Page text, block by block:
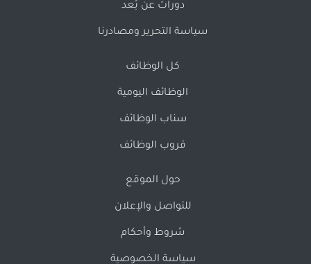
دورات عن بُعد
سياسة التحرير ومصادرنا
كل الوظائف
الوظائف اليومية
سناب الوظائف
قروب الوظائف
حول الموقع
للتواصل والإعلان
شروط وأحكام
سياسة الخصوصية